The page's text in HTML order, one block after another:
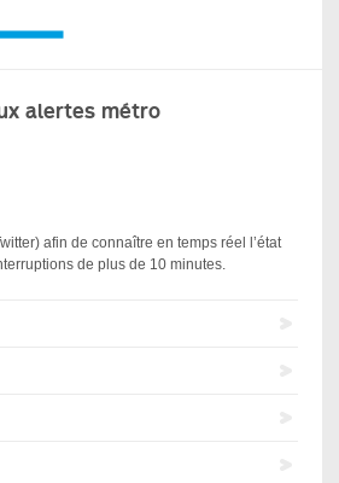
alertes métro
afin de connaître en temps réel l’état
de plus de 10 minutes.